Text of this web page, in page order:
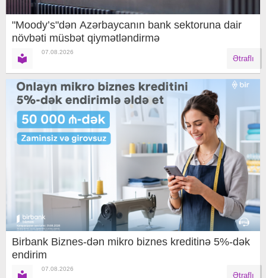
"Moody’s"dən Azərbaycanın bank sektoruna dair
növbəti müsbət qiymətləndirmə
07.08.2026
Ətraflı
Birbank Biznes-dən mikro biznes kreditinə 5%-dək
endirim
07.08.2026
Ətraflı